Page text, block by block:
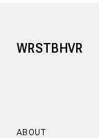
WRSTBHVR
ABOUT